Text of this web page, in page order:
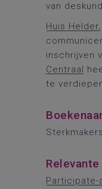
van
Huis Helder,
inschrijven
Centraal
te
Participate-